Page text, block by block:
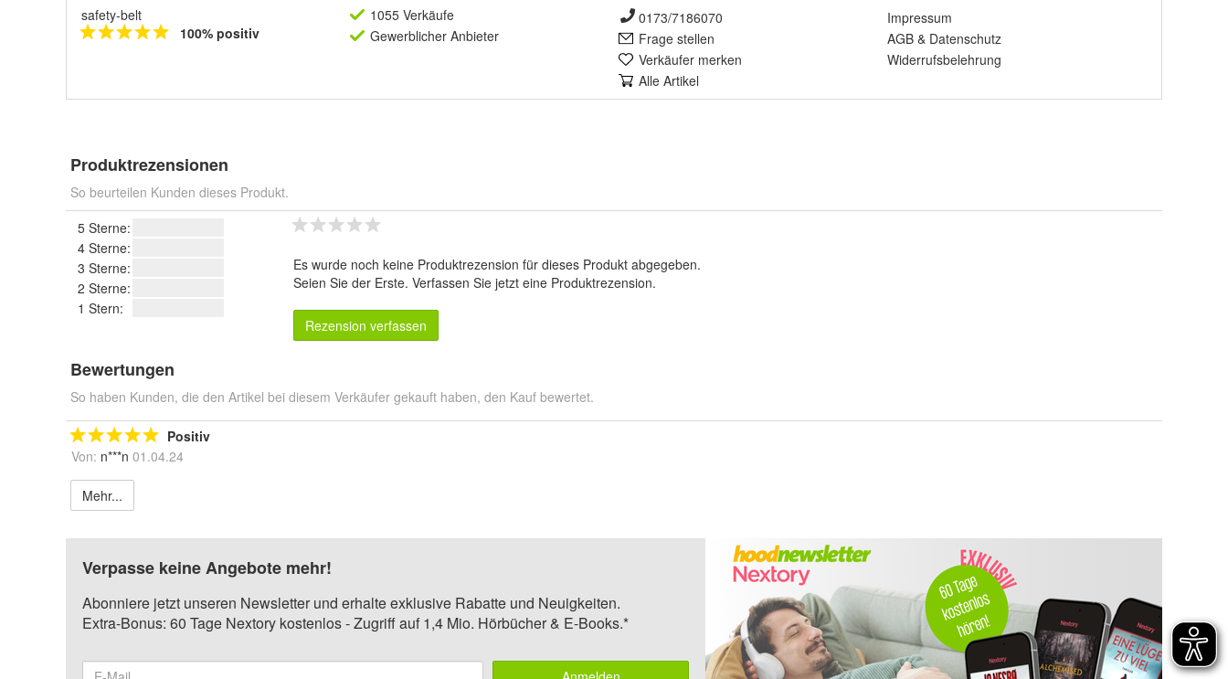
safety-belt
100% positiv
1055 Verkäufe
Gewerblicher Anbieter
0173/7186070
Frage stellen
Verkäufer merken
Alle Artikel
Impressum
AGB & Datenschutz
Widerrufsbelehrung
Produktrezensionen
So beurteilen Kunden dieses Produkt.
5 Sterne:
4 Sterne:
3 Sterne:
2 Sterne:
1 Stern:
Es wurde noch keine Produktrezension für dieses Produkt abgegeben.
Seien Sie der Erste. Verfassen Sie jetzt eine Produktrezension.
Rezension verfassen
Bewertungen
So haben Kunden, die den Artikel bei diesem Verkäufer gekauft haben, den Kauf bewertet.
Positiv
Von: n***n 01.04.24
Mehr...
Verpasse keine Angebote mehr!
Abonniere jetzt unseren Newsletter und erhalte exklusive Rabatte und Neuigkeiten.
Extra-Bonus: 60 Tage Nextory kostenlos - Zugriff auf 1,4 Mio. Hörbücher & E-Books.*